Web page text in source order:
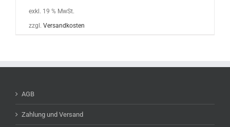
exkl. 19 % MwSt.
zzgl. Versandkosten
AGB
Zahlung und Versand